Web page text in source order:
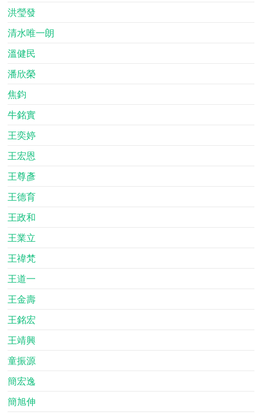
洪瑩發
清水唯一朗
溫健民
潘欣榮
焦鈞
牛銘實
王奕婷
王宏恩
王尊彥
王德育
王政和
王業立
王禕梵
王道一
王金壽
王銘宏
王靖興
童振源
簡宏逸
簡旭伸